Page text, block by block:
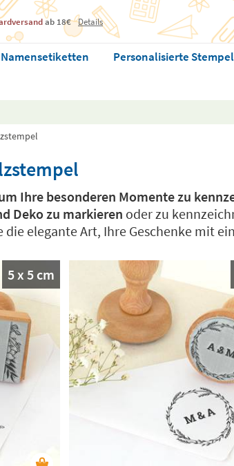
ab 18€ Details
Namensetiketten Personalisierte Stempel
Ihre besonderen Momente zu
Deko zu markieren oder zu
die elegante Art, Ihre Geschenke mit
5 x 5 cm